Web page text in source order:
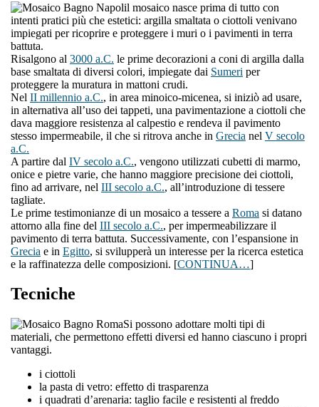
l mosaico nasce prima di tutto con
intenti pratici più che estetici: argilla smaltata o ciottoli venivano
impiegati per ricoprire e proteggere i muri o i pavimenti in terra
battuta.
Risalgono al 3000 a.C. le prime decorazioni a coni di argilla dalla
base smaltata di diversi colori, impiegate dai Sumeri per
proteggere la muratura in mattoni crudi.
Nel II millennio a.C., in area minoico-micenea, si iniziò ad usare,
in alternativa all’uso dei tappeti, una pavimentazione a ciottoli che
dava maggiore resistenza al calpestio e rendeva il pavimento
stesso impermeabile, il che si ritrova anche in Grecia nel V secolo
a.C.
A partire dal IV secolo a.C., vengono utilizzati cubetti di marmo,
onice e pietre varie, che hanno maggiore precisione dei ciottoli,
fino ad arrivare, nel III secolo a.C., all’introduzione di tessere
tagliate.
Le prime testimonianze di un mosaico a tessere a Roma si datano
attorno alla fine del III secolo a.C., per impermeabilizzare il
pavimento di terra battuta. Successivamente, con l’espansione in
Grecia e in Egitto, si svilupperà un interesse per la ricerca estetica
e la raffinatezza delle composizioni. [CONTINUA…]
Tecniche
Si possono adottare molti tipi di
materiali, che permettono effetti diversi ed hanno ciascuno i propri
vantaggi.
i ciottoli
la pasta di vetro: effetto di trasparenza
i quadrati d’arenaria: taglio facile e resistenti al freddo